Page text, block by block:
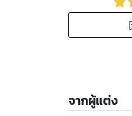
จากผู้แต่ง